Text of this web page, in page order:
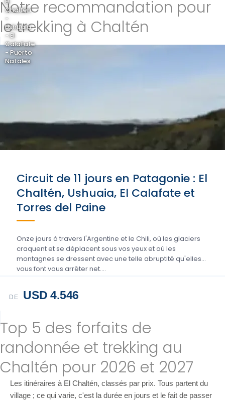
Notre recommandation pour
le trekking à Chaltén
Chaltén
-
Ushuaia
- El
Calafate
- Puerto
Natales
Circuit de 11 jours en Patagonie : El
Chaltén, Ushuaia, El Calafate et
Torres del Paine
Onze jours à travers l'Argentine et le Chili, où les glaciers
craquent et se déplacent sous vos yeux et où les
montagnes se dressent avec une telle abruptité qu'elles
vous font vous arrêter net….
DE USD 4.546
Top 5 des forfaits de
randonnée et trekking au
Chaltén pour 2026 et 2027
Les itinéraires à El Chaltén, classés par prix. Tous partent du
village ; ce qui varie, c'est la durée en jours et le fait de passer